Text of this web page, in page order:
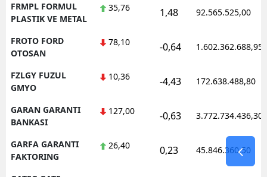
FRMPL FORMUL
PLASTIK VE METAL
35,76 1,48 92.565.525,00
FROTO FORD
OTOSAN
78,10 -0,64 1.602.362.688,95
FZLGY FUZUL
GMYO
10,36 -4,43 172.638.488,80
GARAN GARANTI
BANKASI
127,00 -0,63 3.772.734.436,30
GARFA GARANTI
FAKTORING
26,40 0,23 45.846.360,50